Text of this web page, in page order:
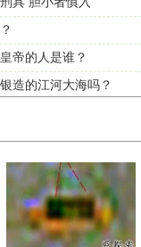
帝的人是谁？
造的江河大海吗？